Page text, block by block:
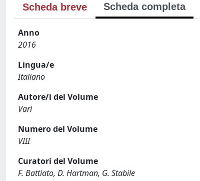
Scheda breve Scheda completa
Anno
2016
Lingua/e
Italiano
Autore/i del Volume
Vari
Numero del Volume
VIII
Curatori del Volume
F. Battiato, D. Hartman, G. Stabile